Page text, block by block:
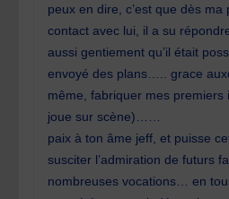
peux en dire, c’est que dès ma
contact avec lui, il a su
aussi gentiement qu’il était
envoyé des plans….. grace
même, fabriquer mes premiers
joue sur scène)……
paix à ton âme jeff, et puisse
susciter l’admiration de futurs
nombreuses vocations… en